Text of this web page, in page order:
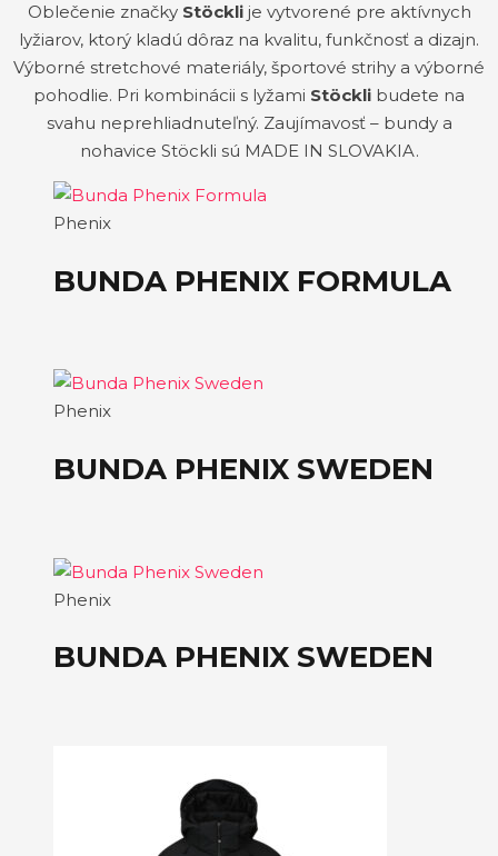
Oblečenie značky Stöcklije vytvorené pre aktívnych
lyžiarov, ktorý kladú dôraz na kvalitu, funkčnosť a dizajn.
Výborné stretchové materiály, športové strihy a výborné
pohodlie. Pri kombinácii s lyžami Stöckli budete na
svahu neprehliadnuteľný. Zaujímavosť – bundy a
nohavice Stöckli sú MADE IN SLOVAKIA.
Phenix
BUNDA PHENIX FORMULA
Phenix
BUNDA PHENIX SWEDEN
Phenix
BUNDA PHENIX SWEDEN